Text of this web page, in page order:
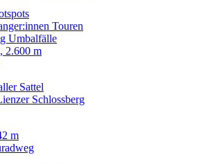
Touren
Umbalfälle
2.600 m
Sattel
Schlossberg
m